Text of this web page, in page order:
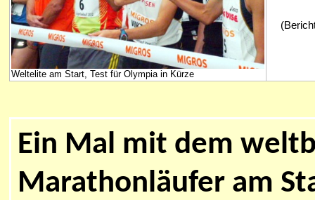
Weltelite am Start, Test für Olympia in Kürze
Ein Mal mit dem
Marathonläufer am